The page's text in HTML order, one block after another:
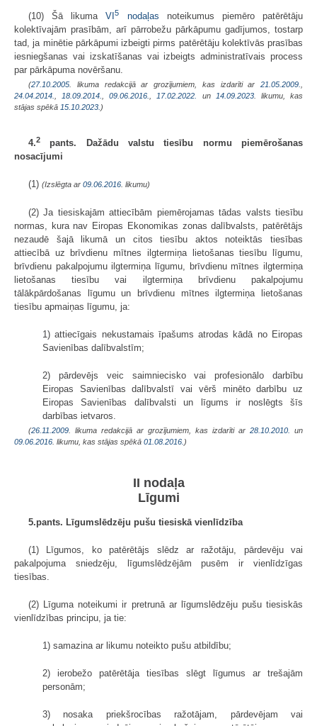
(10) Šā likumaVI5 nodaļas noteikumus piemēro patērētāju
kolektīvajām prasībām, arī pārrobežu pārkāpumu gadījumos, tostarp
tad, ja minētie pārkāpumi izbeigti pirms patērētāju kolektīvās prasības
iesniegšanas vai izskatīšanas vai izbeigts administratīvais process
par pārkāpuma novēršanu.
(27.10.2005 . likuma redakcijā ar grozījumiem, kas izdarīti ar 21.05.2009.
24.04.2014.
18.09.2014. ,09.06.2016. 17.02.2022. un 14.09.2023. likumu, kas
stājas spēkā 15.10.2023. )
4.2
pants. Dažādu valstu tiesību normu piemērošanas
nosacījumi
(1) (Izslēgta ar 09.06.2016 . likumu)
(2) Ja tiesiskajām attiecībām piemērojamas tādas valsts tiesību
normas, kura nav Eiropas Ekonomikas zonas dalībvalsts, patērētājs
nezaudē šajā likumā un citos tiesību aktos noteiktās tiesības
attiecībā uz brīvdienu mītnes ilgtermiņa lietošanas tiesību līgumu,
brīvdienu pakalpojumu ilgtermiņa līgumu, brīvdienu mītnes ilgtermiņa
lietošanas tiesību vai ilgtermiņa brīvdienu pakalpojumu
tālākpārdošanas līgumu un brīvdienu mītnes ilgtermiņa lietošanas
tiesību apmaiņas līgumu, ja:
1) attiecīgais nekustamais īpašums atrodas kādā no Eiropas
Savienības dalībvalstīm;
2) pārdevējs veic saimniecisko vai profesionālo darbību
Eiropas Savienības dalībvalstī vai vērš minēto darbību uz
Eiropas Savienības dalībvalsti un līgums ir noslēgts šīs
darbības ietvaros.
(26.11.2009 . likuma redakcijā ar grozījumiem, kas izdarīti ar 28.10.2010.
un
09.06.2016 . likumu, kas stājas spēkā 01.08.2016. )
II nodaļa
Līgumi
5.pants. Līgumslēdzēju pušu tiesiskā vienlīdzība
(1) Līgumos, ko patērētājs slēdz ar ražotāju, pārdevēju vai
pakalpojuma sniedzēju, līgumslēdzējām pusēm ir vienlīdzīgas
tiesības.
(2) Līguma noteikumi ir pretrunā ar līgumslēdzēju pušu tiesiskās
vienlīdzības principu, ja tie:
1) samazina ar likumu noteikto pušu atbildību;
2) ierobežo patērētāja tiesības slēgt līgumus ar trešajām
personām;
3) nosaka priekšrocības ražotājam, pārdevējam vai